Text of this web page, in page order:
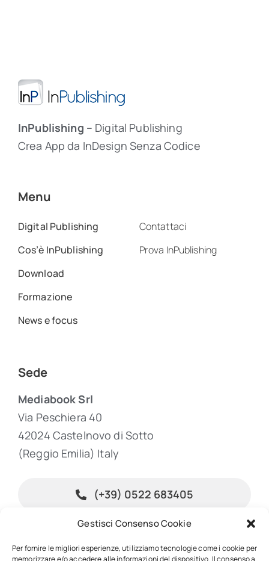
Gestisci Consenso Cookie
Per fornire le migliori esperienze, utilizziamo tecnologie come i cookie per
memorizzare e/o accedere alle informazioni del dispositivo. Il consenso a
InPublishing – Digital Publishing
Crea App da InDesign Senza Codice
Menu
Digital Publishing
Cos’è InPublishing
Download
Formazione
News e focus
Contattaci
Prova InPublishing
Sede
Mediabook Srl
Via Peschiera 40
42024 Castelnovo di Sotto
(Reggio Emilia) Italy
(+39) 0522 683405